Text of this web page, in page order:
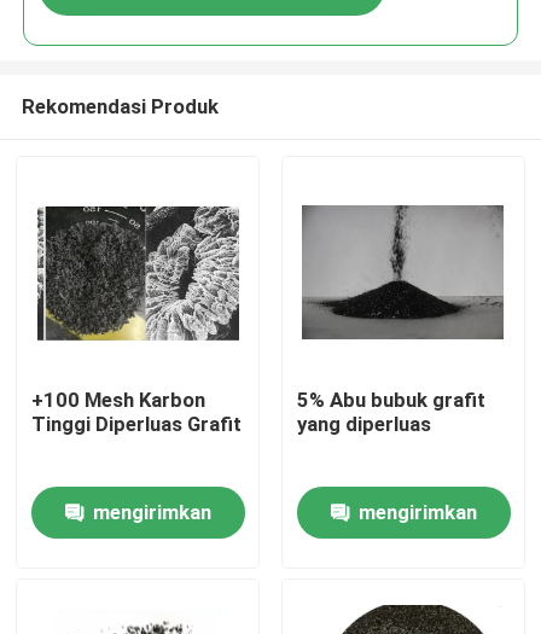
Produk
Tentang kami
Rekomendasi Produk
+100 Mesh Karbon
Tinggi Diperluas Grafit
mengirimkan
5% Abu bubuk grafit
yang diperluas
mengirimkan